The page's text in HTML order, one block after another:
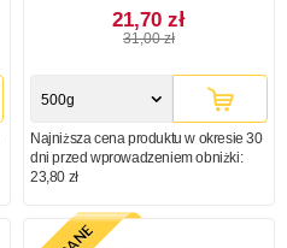
21,70 zł
31,00 zł
500g
Najniższa cena produktu w okresie 30
dni przed wprowadzeniem obniżki:
23,80 zł